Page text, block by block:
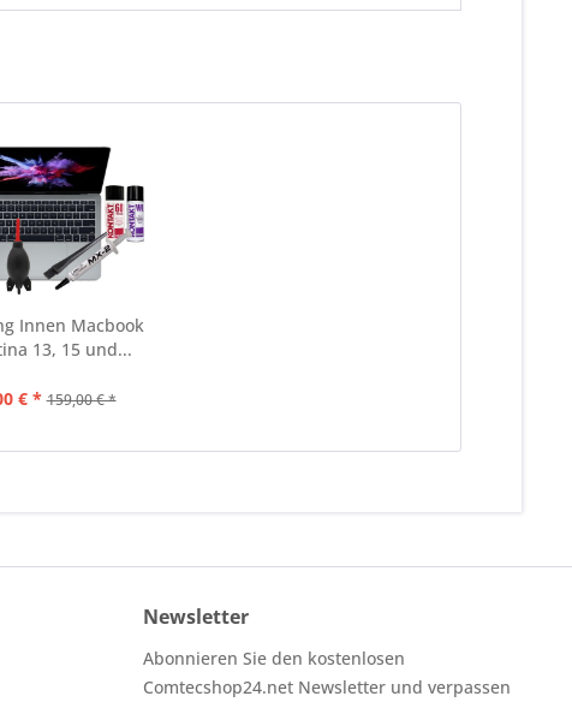
Innen Macbook
13, 15 und...
€ * 159,00 € *
Newsletter
Abonnieren Sie den kostenlosen
Comtecshop24.net Newsletter und verpassen